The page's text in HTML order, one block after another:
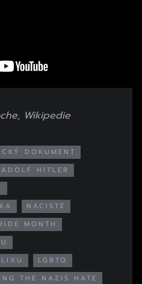
Wikipedie
DOKUMENT
ADOLF HITLER
NACISTÉ
MONTH
LGBTQ
THE NAZIS HATE